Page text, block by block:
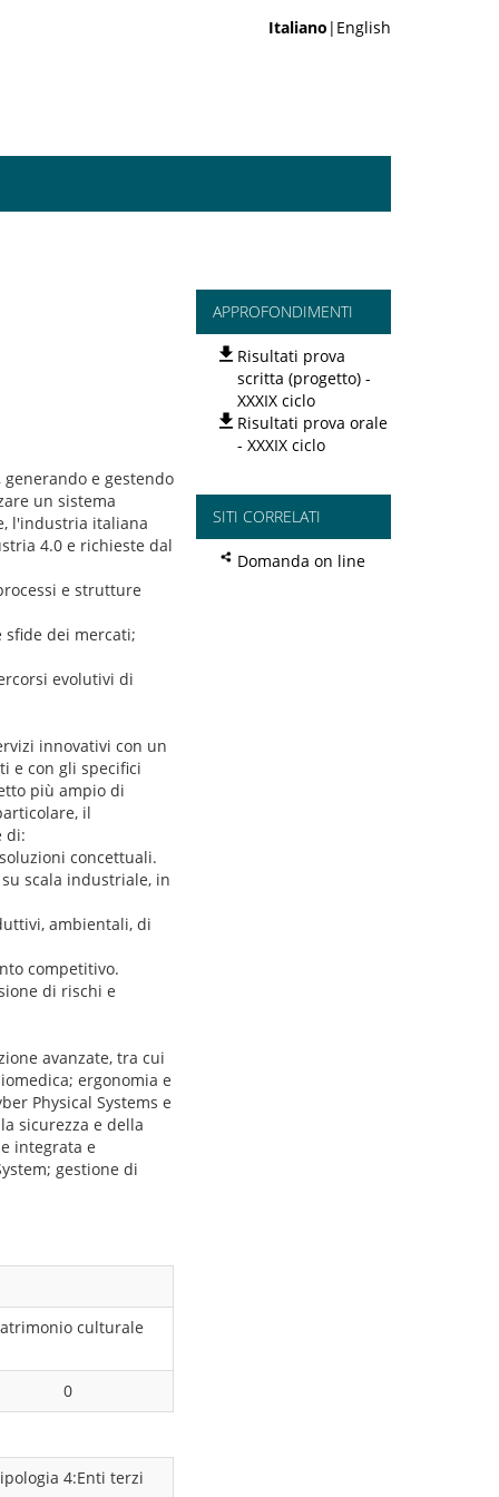
Italiano |English
e gestendo
un sistema
l'industria italiana
4.0 e richieste dal
e strutture
dei mercati;
evolutivi di
innovativi con un
e con gli specifici
più ampio di
il
di:
concettuali.
scala industriale, in
ambientali, di
competitivo.
di rischi e
avanzate, tra cui
ergonomia e
Physical Systems e
sicurezza e della
integrata e
gestione di
culturale
0
4:Enti terzi
APPROFONDIMENTI
Risultati prova
scritta (progetto) -
XXXIX ciclo
Risultati prova orale
- XXXIX ciclo
SITI CORRELATI
Domanda on line